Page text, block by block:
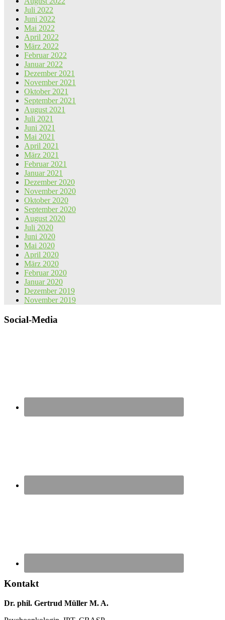
Juli 2022
Juni 2022
Mai 2022
April 2022
März 2022
Februar 2022
Januar 2022
Dezember 2021
November 2021
Oktober 2021
September 2021
August 2021
Juli 2021
Juni 2021
Mai 2021
April 2021
März 2021
Februar 2021
Januar 2021
Dezember 2020
November 2020
Oktober 2020
September 2020
August 2020
Juli 2020
Juni 2020
Mai 2020
April 2020
März 2020
Februar 2020
Januar 2020
Dezember 2019
November 2019
Social-Media
Kontakt
Dr. phil. Gertrud Müller M. A.